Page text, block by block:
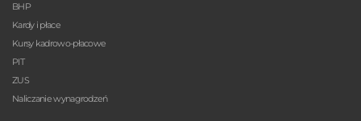
BHP
Kardy i płace
Kursy kadrowo-płacowe
PIT
ZUS
Naliczanie wynagrodzeń